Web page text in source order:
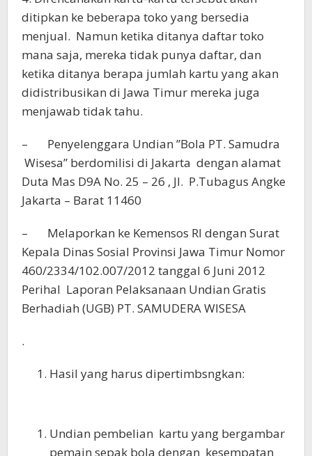
ditipkan ke beberapa toko yang bersedia
menjual. Namun ketika ditanya daftar toko
mana saja, mereka tidak punya daftar, dan
ketika ditanya berapa jumlah kartu yang akan
didistribusikan di Jawa Timur mereka juga
menjawab tidak tahu.
– Penyelenggara Undian ”Bola PT. Samudra
Wisesa” berdomilisi di Jakarta dengan alamat
Duta Mas D9A No. 25 – 26 , Jl. P.Tubagus Angke
Jakarta – Barat 11460
– Melaporkan ke Kemensos RI dengan Surat
Kepala Dinas Sosial Provinsi Jawa Timur Nomor
460/2334/102.007/2012 tanggal 6 Juni 2012
Perihal Laporan Pelaksanaan Undian Gratis
Berhadiah (UGB) PT. SAMUDERA WISESA
.
Hasil yang harus dipertimbsngkan:
Undian pembelian kartu yang bergambar
pemain sepak bola dengan kesempatan